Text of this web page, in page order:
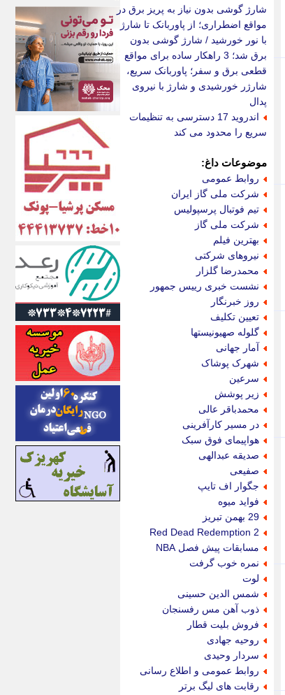
شارژ گوشی بدون نیاز به پریز برق در
مواقع اضطراری؛ از پاوربانک تا شارژ
با نور خورشید / شارژ گوشی بدون
برق شد؛ 3 راهکار ساده برای مواقع
قطعی برق و سفر؛ پاوربانک سریع،
شارژر خورشیدی و شارژ با نیروی
پدال
اندروید 17 دسترسی به تنظیمات
سریع را محدود می کند
موضوعات داغ:
روابط عمومی
شرکت ملی گاز ایران
تیم فوتبال پرسپولیس
شرکت ملی گاز
بهترین فیلم
نیروهای شرکتی
محمدرضا گلزار
نشست خبری رییس جمهور
روز خبرنگار
تعیین تکلیف
گلوله صهیونیستها
آمار جهانی
شهرک پوشاک
سرعین
زیر پوشش
محمدباقر عالی
در مسیر کارآفرینی
هواپیمای فوق سبک
صدیقه عبدالهی
صفیعی
جگوار اف تایپ
فواید میوه
29 بهمن تبریز
Red Dead Redemption 2
مسابقات پیش فصل NBA
نمره خوب گرفت
لوت
شمس الدین حسینی
ذوب آهن مس رفسنجان
فروش بلیت قطار
روحیه جهادی
سردار وحیدی
روابط عمومی و اطلاع رسانی
رقابت های لیگ برتر
اکوفارس
اکونگار
اکونیوز
الف
انتشار آنلاین
اندیشه قرن
اندیشه معاصر
اندیشه ها
انرژی پرس
ای استخدام
ایتنا
ایراف
ایران آرت
ایران آنلاین
ایران زندگی
ایران فوری
ایرانی روز
ایرانیتال
ایرنا
ایسکانیوز
ایسنا
ایکنا
ایلنا
اینتیتر
ایونا نیوز
بازتاب آنلاین
باشگاه خبرنگاران
باغستان نیوز
بامبوک
ببین و بخون
بدینسان
بنکر